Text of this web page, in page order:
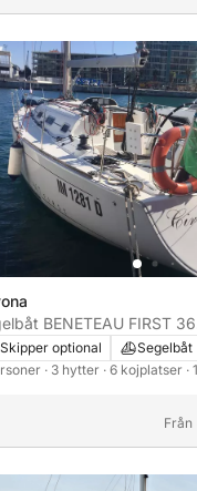
BENETEAU FIRST
Skipper optional
Segelbåt
· 3 hytter · 6 kojplatser ·
Från